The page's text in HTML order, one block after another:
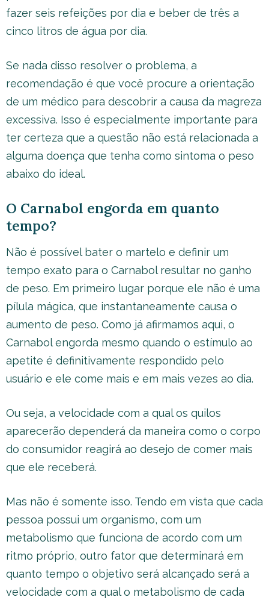
fazer seis refeições por dia e beber de três a
cinco litros de água por dia.
Se nada disso resolver o problema, a
recomendação é que você procure a orientação
de um médico para descobrir a causa da magreza
excessiva. Isso é especialmente importante para
ter certeza que a questão não está relacionada a
alguma doença que tenha como sintoma o peso
abaixo do ideal.
O Carnabol engorda em quanto
tempo?
Não é possível bater o martelo e definir um
tempo exato para o Carnabol resultar no ganho
de peso. Em primeiro lugar porque ele não é uma
pílula mágica, que instantaneamente causa o
aumento de peso. Como já afirmamos aqui, o
Carnabol engorda mesmo quando o estímulo ao
apetite é definitivamente respondido pelo
usuário e ele come mais e em mais vezes ao dia.
Ou seja, a velocidade com a qual os quilos
aparecerão dependerá da maneira como o corpo
do consumidor reagirá ao desejo de comer mais
que ele receberá.
Mas não é somente isso. Tendo em vista que cada
pessoa possui um organismo, com um
metabolismo que funciona de acordo com um
ritmo próprio, outro fator que determinará em
quanto tempo o objetivo será alcançado será a
velocidade com a qual o metabolismo de cada